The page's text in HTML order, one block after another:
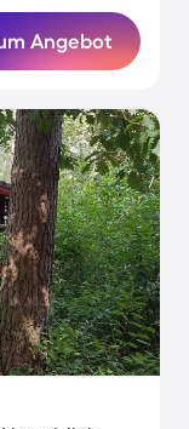
Angebot